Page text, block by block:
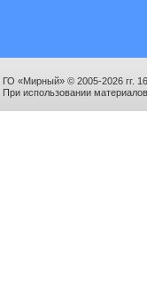
ГО «Мирный» © 2005-2026 гг.
При использовании